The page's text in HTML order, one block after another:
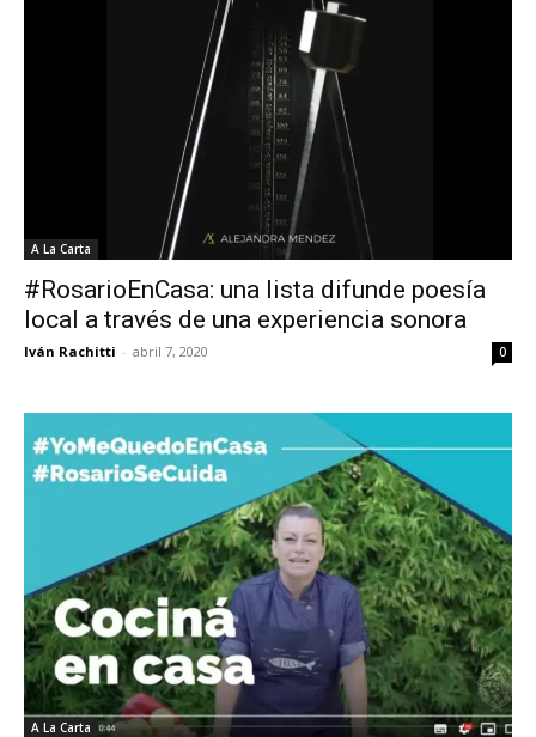
A La Carta
#RosarioEnCasa: una lista difunde poesía
local a través de una experiencia sonora
Iván Rachitti - abril 7, 2020 0
A La Carta